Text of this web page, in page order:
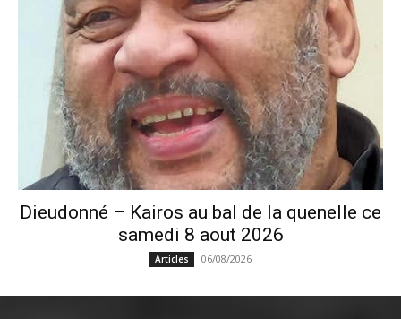
Dieudonné – Kairos au bal de la quenelle ce
samedi 8 aout 2026
Articles 06/08/2026